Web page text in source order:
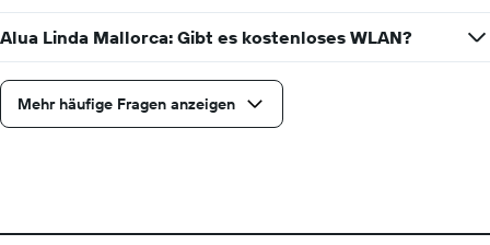
Alua Linda Mallorca: Gibt es kostenloses WLAN?
Mehr häufige Fragen anzeigen